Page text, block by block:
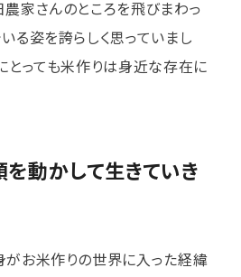
農家さんのところを飛びまわっ
る姿を誇らしく思っていまし
とっても米作りは身近な存在に
動かして生きていき
がお米作りの世界に入った経緯